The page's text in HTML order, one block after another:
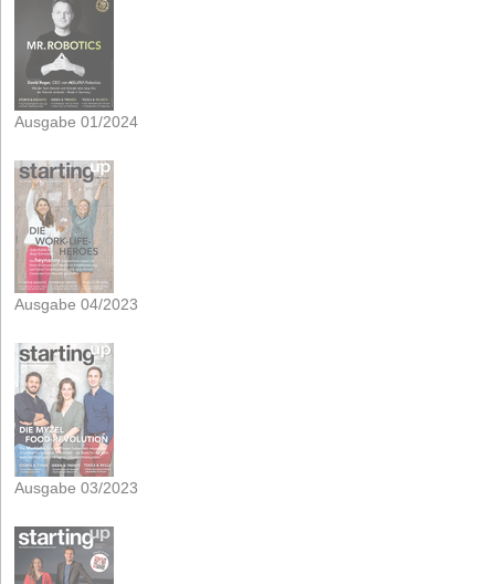
Ausgabe 01/2024
Ausgabe 04/2023
Ausgabe 03/2023